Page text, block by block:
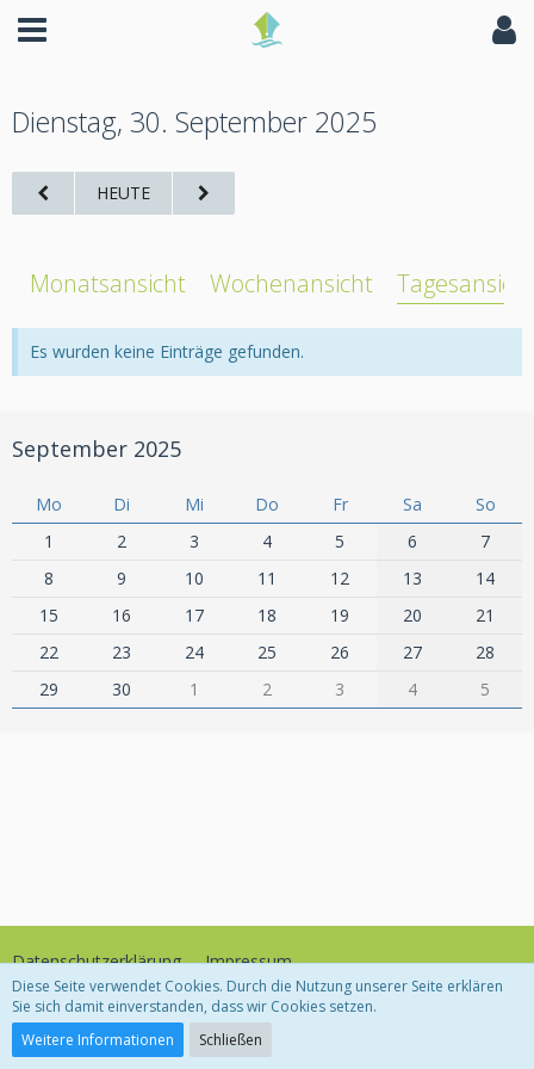
Dienstag, 30. September 2025
HEUTE
Monatsansicht Wochenansicht Tagesansicht
Es wurden keine Einträge gefunden.
September 2025
Mo Di Mi Do Fr Sa
So
1
2 3 4 5 6
7
8
9 10 11 12 13
14
15
16 17 18 19 20
21
22
23 24 25 26 27
28
29
30 1 2 3 4 5
Datenschutzerklärung Impressum
Community-Software:
Diese Seite verwendet Cookies. Durch die Nutzung unserer Seite erklären
Sie sich damit einverstanden, dass wir Cookies setzen.
Weitere Informationen
Schließen